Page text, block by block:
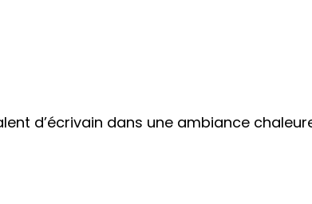
d’écrivain dans une ambiance